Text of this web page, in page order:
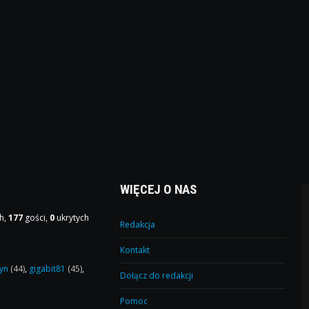
177 gości, 0 ukrytych
(44), gigabit81 (45),
WIĘCEJ O NAS
Redakcja
Kontakt
Dołącz do redakcji
Pomoc